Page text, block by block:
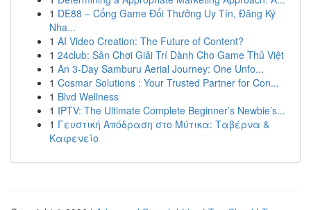
1 DE88 – Cổng Game Đổi Thưởng Uy Tín, Đăng Ký
Nha...
1 AI Video Creation: The Future of Content?
1 24club: Sân Chơi Giải Trí Dành Cho Game Thủ Việt
1 An 3-Day Samburu Aerial Journey: One Unfo...
1 Cosmar Solutions : Your Trusted Partner for Con...
1 Blvd Wellness
1 IPTV: The Ultimate Complete Beginner’s Newbie’s...
1 Γευστική Απόδραση στο Μύτικα: Ταβέρνα &
Καφενείο